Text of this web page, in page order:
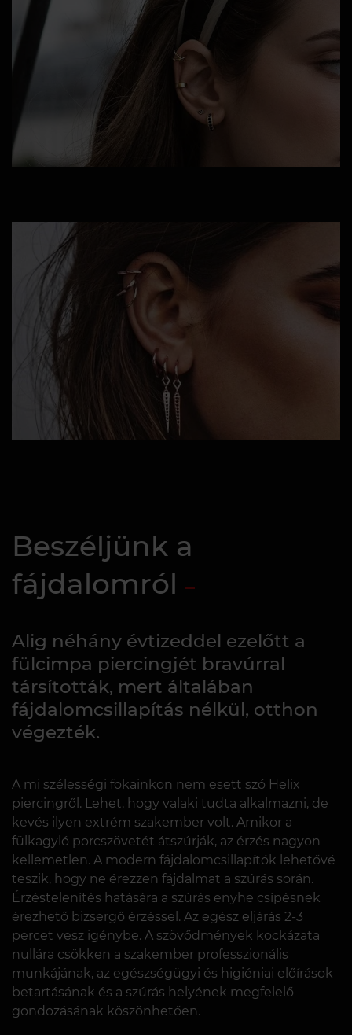
Beszéljünk a
fájdalomról
Alig néhány évtizeddel ezelőtt a
fülcimpa piercingjét bravúrral
társították, mert általában
fájdalomcsillapítás nélkül, otthon
végezték.
A mi szélességi fokainkon nem esett szó Helix
piercingről. Lehet, hogy valaki tudta alkalmazni, de
kevés ilyen extrém szakember volt. Amikor a
fülkagyló porcszövetét átszúrják, az érzés nagyon
kellemetlen. A modern fájdalomcsillapítók lehetővé
teszik, hogy ne érezzen fájdalmat a szúrás során.
Érzéstelenítés hatására a szúrás enyhe csípésnek
érezhető bizsergő érzéssel. Az egész eljárás 2-3
percet vesz igénybe. A szövődmények kockázata
nullára csökken a szakember professzionális
munkájának, az egészségügyi és higiéniai előírások
betartásának és a szúrás helyének megfelelő
gondozásának köszönhetően.